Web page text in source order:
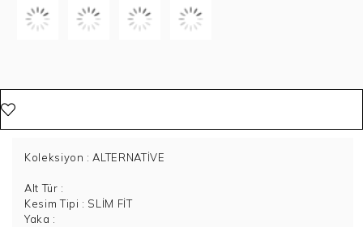
Koleksiyon : ALTERNATİVE
Alt Tür :
Kesim Tipi : SLİM FİT
Yaka :